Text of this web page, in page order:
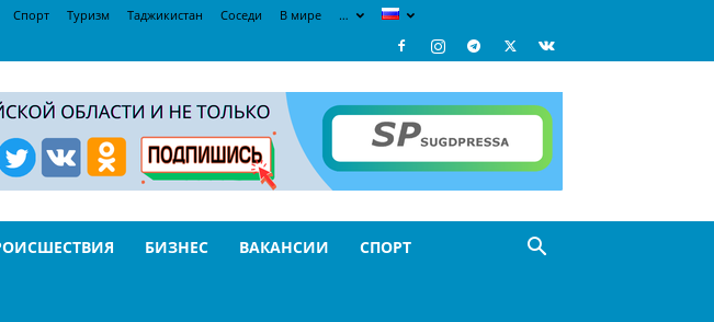
Спорт Туризм Таджикистан Соседи В мире …
БИЗНЕС ВАКАНСИИ СПОРТ